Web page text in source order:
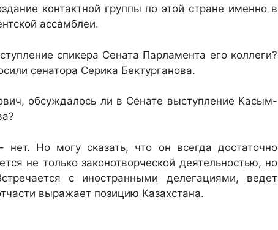
контактной группы по этой стране именно в
ассамблеи.
спикера Сената Парламента его коллеги?
сенатора Серика Бектурганова.
обсуждалось ли в Сенате выступление Касым-
нет. Но могу сказать, что он всегда достаточно
не только законо­творческой деятельностью, но
с иностранными делегациями, ведет
выражает позицию Казахстана.